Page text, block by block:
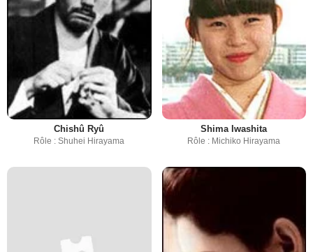
Chishû Ryû
Rôle : Shuhei Hirayama
Shima Iwashita
Rôle : Michiko Hirayama